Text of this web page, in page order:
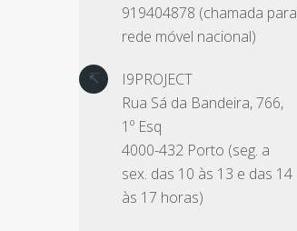
919404878 (chamada para
rede móvel nacional)
I9PROJECT
Rua Sá da Bandeira, 766,
1º Esq
4000-432 Porto (seg. a
sex. das 10 às 13 e das 14
às 17 horas)